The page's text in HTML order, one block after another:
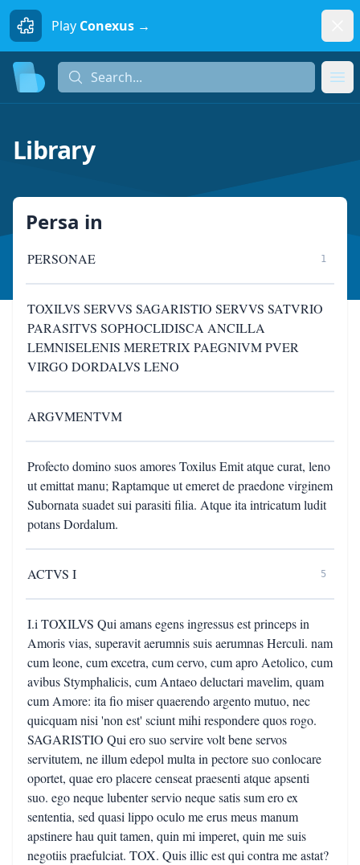
Play Conexus →
Search...
Library
Persa in
PERSONAE 1
TOXILVS SERVVS SAGARISTIO SERVVS SATVRIO
PARASITVS SOPHOCLIDISCA ANCILLA
LEMNISELENIS MERETRIX PAEGNIVM PVER
VIRGO DORDALVS LENO
ARGVMENTVM
Profecto domino suos amores Toxilus Emit atque curat, leno
ut emittat manu; Raptamque ut emeret de praedone virginem
Subornata suadet sui parasiti filia. Atque ita intricatum ludit
potans Dordalum.
ACTVS I 5
I.i TOXILVS Qui amans egens ingressus est princeps in
Amoris vias, superavit aerumnis suis aerumnas Herculi. nam
cum leone, cum excetra, cum cervo, cum apro Aetolico, cum
avibus Stymphalicis, cum Antaeo deluctari mavelim, quam
cum Amore: ita fio miser quaerendo argento mutuo, nec
quicquam nisi 'non est' sciunt mihi respondere quos rogo.
SAGARISTIO Qui ero suo servire volt bene servos
servitutem, ne illum edepol multa in pectore suo conlocare
oportet, quae ero placere censeat praesenti atque apsenti
suo. ego neque lubenter servio neque satis sum ero ex
sententia, sed quasi lippo oculo me erus meus manum
apstinere hau quit tamen, quin mi imperet, quin me suis
negotiis praefulciat. TOX. Quis illic est qui contra me astat?